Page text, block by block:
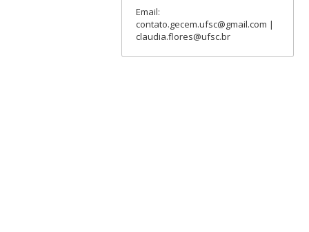
Email:
contato.gecem.ufsc@gmail.com |
claudia.flores@ufsc.br